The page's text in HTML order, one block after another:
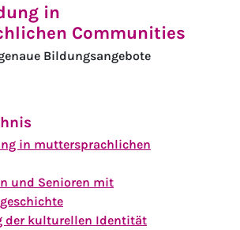
in
Communities
Bildungsangebote
in muttersprachlichen
und Senioren mit
der kulturellen Identität